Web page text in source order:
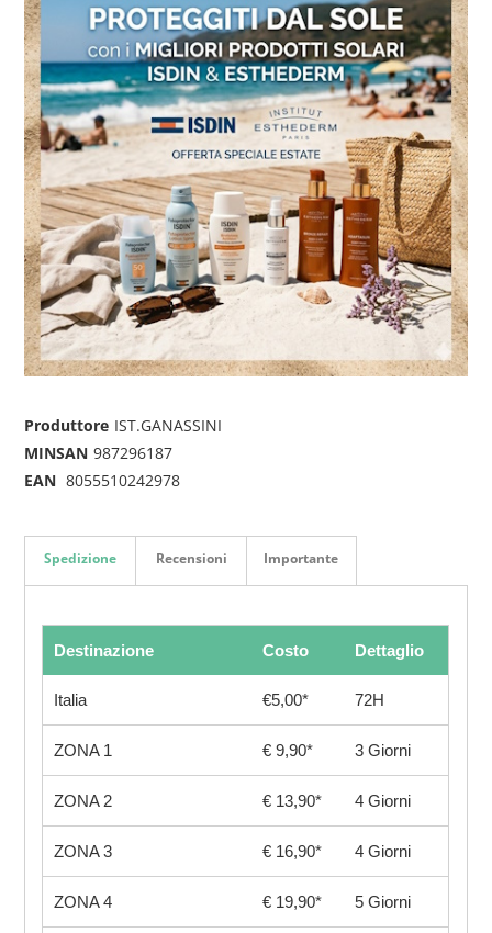
Produttore IST.GANASSINI
MINSAN 987296187
EAN 8055510242978
Spedizione
Destinazione Costo Dettaglio
Italia €5,00* 72H
ZONA 1 € 9,90* 3 Giorni
ZONA 2 € 13,90* 4 Giorni
ZONA 3 € 16,90* 4 Giorni
ZONA 4 € 19,90* 5 Giorni
Recensioni Importante